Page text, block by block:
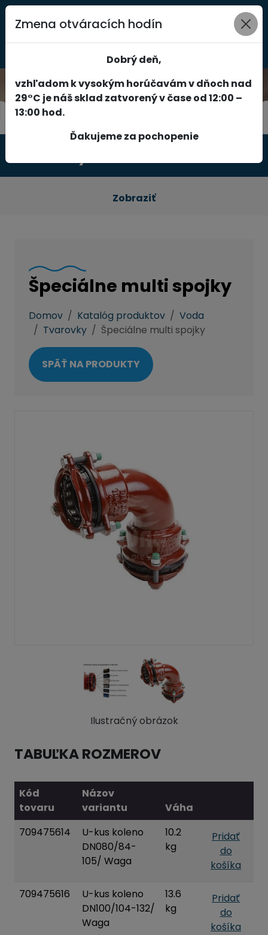
0
Zobraziť
Špeciálne multi spojky
Domov Katalóg produktov
Voda
Tvarovky
Špeciálne multi spojky
SPÄŤ NA PRODUKTY
Ilustračný obrázok
TABUĽKA ROZMEROV
Kód
tovaru
Názov
variantu
Váha
709475614
U-kus koleno
DN080/84-
105/ Waga
10.2
kg
Pridať
do
košíka
709475616
U-kus koleno
DN100/104-132/
Waga
13.6
kg
Pridať
do
košíka
Zmena otváracích hodín
Dobrý deň,
vzhľadom k vysokým horúčavám v dňoch nad
29°C je náš sklad zatvorený v čase od 12:00 –
13:00 hod.
Ďakujeme za pochopenie